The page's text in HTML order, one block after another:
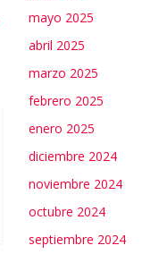
mayo 2025
abril 2025
marzo 2025
febrero 2025
enero 2025
diciembre 2024
noviembre 2024
octubre 2024
septiembre 2024